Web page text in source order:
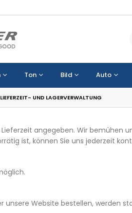
Ton Bild Auto
LIEFERZEIT- UND LAGERVERWALTUNG
angegeben. Wir bemühen
ist, können Sie uns jederzeit
unsere Website bestellen, werden